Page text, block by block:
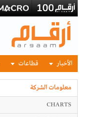
الأخبار قطاعات
معلومات الشركة
CHARTS